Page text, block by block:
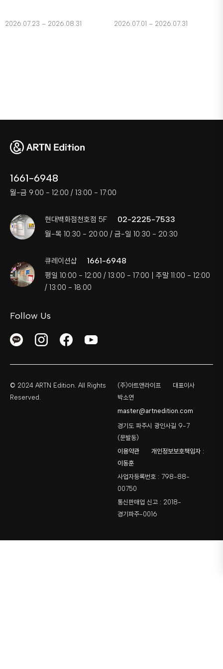
2026.07.23 – 2026.08.31 2026.07.01 – 2026.07.31
1661-6948
월-금 9:00 - 12:00 / 13:00 - 17:00
현대백화점천호점 5F 02-2225-7533
월-목 10:30 - 20:00 / 금-일 10:30 - 20:30
큐레이션샵 1661-6948
평일 10:00 - 12:00 / 13:00 - 17:00 | 주말 11:00 - 12:00
/ 13:00 - 18:00
Follow Us
© 2024 ARTN Edition. All Rights
Reserved.
(주)아트앤라이프
대표이사
박소연
master@artnedition.com
경기도 파주시 광인사길 9-7
(문발동)
이용약관
개인정보보호책임자 :
이동훈
사업자등록번호 : 798-88-
00750
통신판매업 신고 : 2018-
경기파주-0016